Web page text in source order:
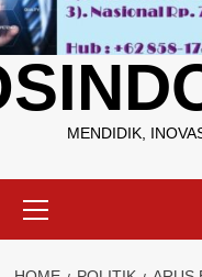
MENDIDIK,
Menu